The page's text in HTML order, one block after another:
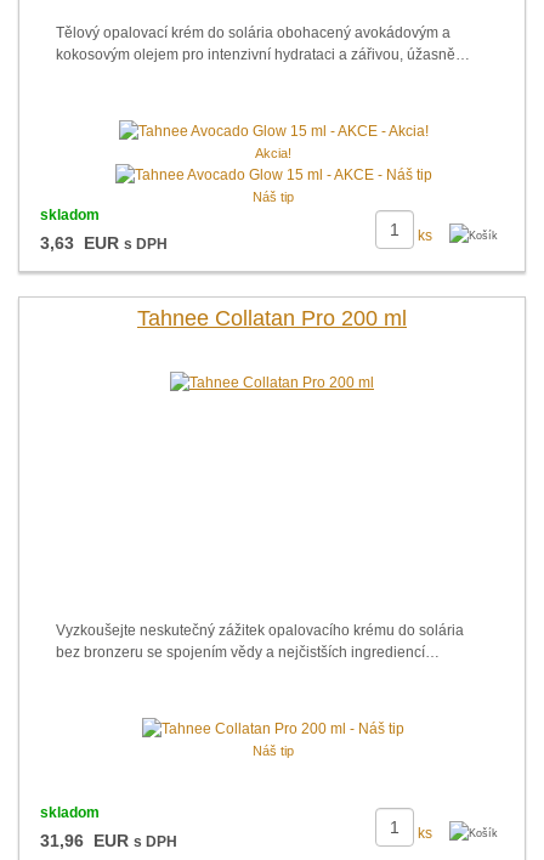
Akcia!
Náš tip
Tělový opalovací krém do solária obohacený avokádovým a
kokosovým olejem pro intenzivní hydrataci a zářivou, úžasně…
ks
skladom
3,63 EUR s DPH
Tahnee Collatan Pro 200 ml
Náš tip
Vyzkoušejte neskutečný zážitek opalovacího krému do solária
bez bronzeru se spojením vědy a nejčistších ingrediencí…
ks
skladom
31,96 EUR s DPH